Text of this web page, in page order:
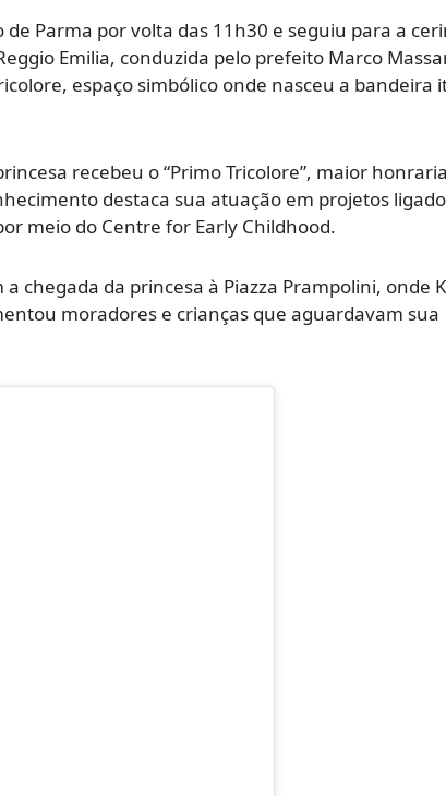
Parma por volta das 11h30 e seguiu para a
Emilia, conduzida pelo prefeito Marco
espaço simbólico onde nasceu a bandeira
recebeu o “Primo Tricolore”, maior honraria
destaca sua atuação em projetos
meio do Centre for Early Childhood.
chegada da princesa à Piazza Prampolini, onde
moradores e crianças que aguardavam sua